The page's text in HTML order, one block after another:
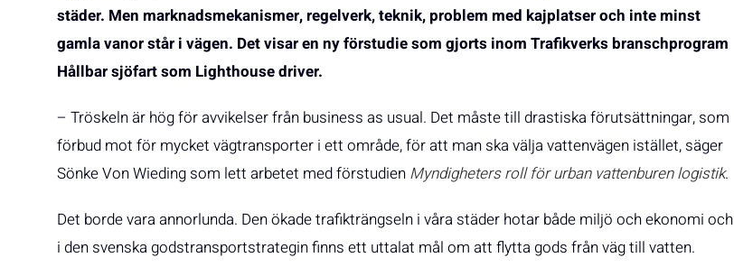
städer. Men marknadsmekanismer, regelverk, teknik, problem med kajplatser och inte minst
gamla vanor står i vägen. Det visar en ny förstudie som gjorts inom Trafikverks branschprogram
Hållbar sjöfart som Lighthouse driver.
– Tröskeln är hög för avvikelser från business as usual. Det måste till drastiska förutsättningar, som
förbud mot för mycket vägtransporter i ett område, för att man ska välja vattenvägen istället, säger
Sönke Von Wieding som lett arbetet med förstudien Myndigheters roll för urban vattenburen logistik.
Det borde vara annorlunda. Den ökade trafikträngseln i våra städer hotar både miljö och ekonomi och
i den svenska godstransportstrategin finns ett uttalat mål om att flytta gods från väg till vatten.